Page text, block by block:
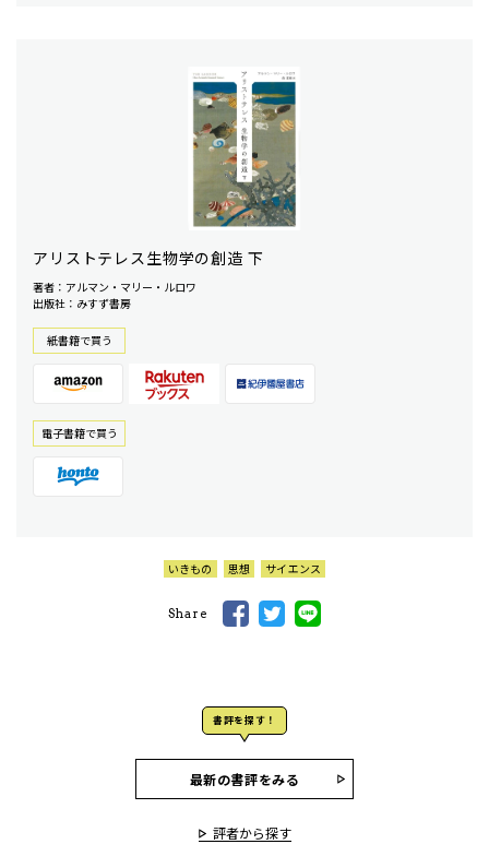
アリストテレス生物学の創造 下
著者：アルマン・マリー・ルロワ
出版社：みすず書房
紙書籍で買う
電⼦書籍で買う
いきもの 思想 サイエンス
Share
書評を探す！
最新の書評をみる
評者から探す